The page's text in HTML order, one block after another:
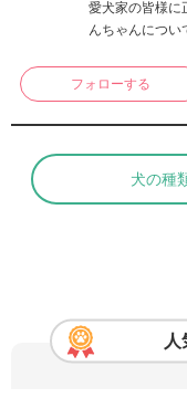
愛犬家の皆様に
んちゃんについ
フォローする
犬の種